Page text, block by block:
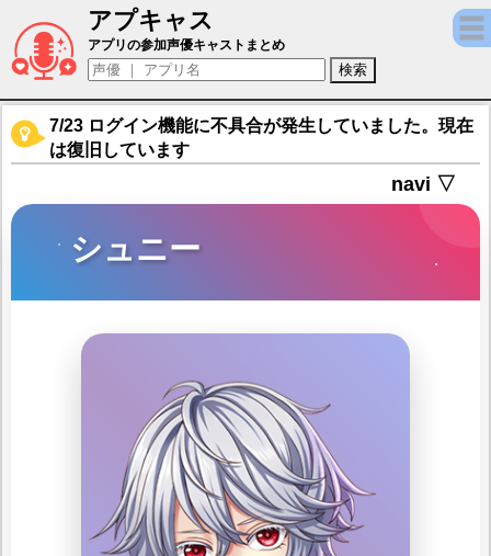
アプキャス
シュニー（声優：下野紘)【夢王国と眠れる
アプリの参加声優キャストまとめ
7/23 ログイン機能に不具合が発生していました。現在
は復旧しています
navi ▽
シュニー